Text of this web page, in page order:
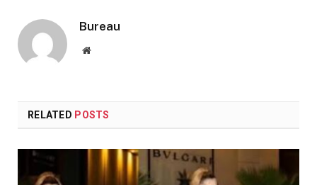
Bureau
Website
RELATED POSTS